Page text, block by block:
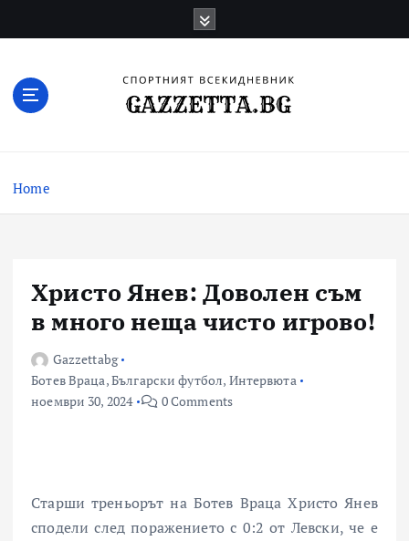
Home
Христо Янев: Доволен съм
в много неща чисто игрово!
Gazzettabg
Ботев Враца,Български футбол, Интервюта
ноември 30, 2024
0 Comments
Старши треньорът на Ботев Враца Христо Янев
сподели след поражението с 0:2 от Левски, че е